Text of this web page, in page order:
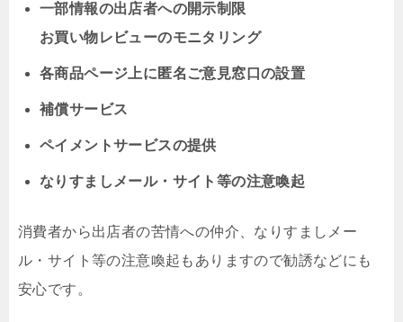
一部情報の出店者への開示制限
お買い物レビューのモニタリング
各商品ページ上に匿名ご意見窓口の設置
補償サービス
ペイメントサービスの提供
なりすましメール・サイト等の注意喚起
消費者から出店者の苦情への仲介、なりすましメー
ル・サイト等の注意喚起もありますので勧誘などにも
安心です。